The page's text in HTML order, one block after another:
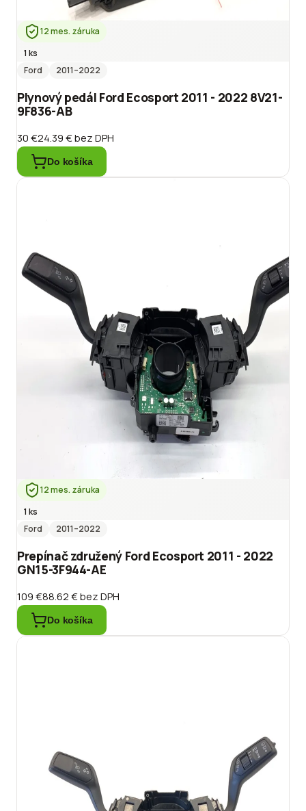
12 mes. záruka
1 ks
Ford
2011–2022
Plynový pedál Ford Ecosport 2011 - 2022 8V21-
9F836-AB
30 €24.39 €bez DPH
Do košíka
12 mes. záruka
1 ks
Ford
2011–2022
Prepínač združený Ford Ecosport 2011 - 2022
GN15-3F944-AE
109 €88.62 €bez DPH
Do košíka